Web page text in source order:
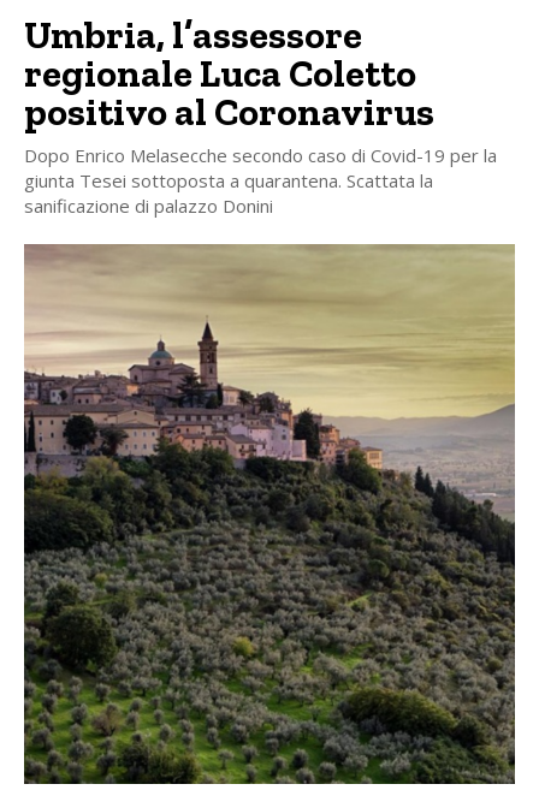
Umbria, l’assessore
regionale Luca Coletto
positivo al Coronavirus
Dopo Enrico Melasecche secondo caso di Covid-19 per la
giunta Tesei sottoposta a quarantena. Scattata la
sanificazione di palazzo Donini